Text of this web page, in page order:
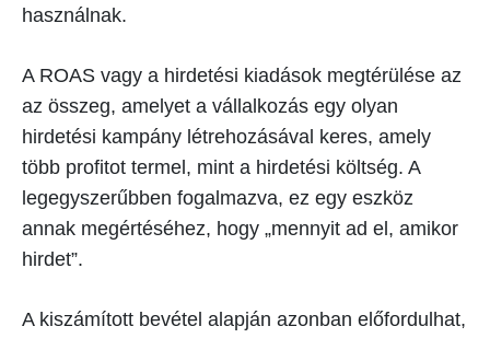
használnak.
A ROAS vagy a hirdetési kiadások megtérülése az
az összeg, amelyet a vállalkozás egy olyan
hirdetési kampány létrehozásával keres, amely
több profitot termel, mint a hirdetési költség. A
legegyszerűbben fogalmazva, ez egy eszköz
annak megértéséhez, hogy „mennyit ad el, amikor
hirdet”.
A kiszámított bevétel alapján azonban előfordulhat,